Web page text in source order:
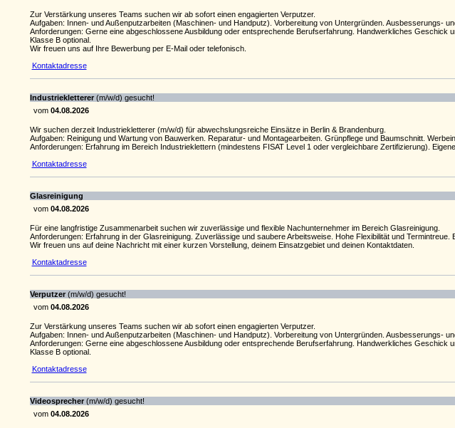
Zur Verstärkung unseres Teams suchen wir ab sofort einen engagierten Verputzer.
Aufgaben: Innen- und Außenputzarbeiten (Maschinen- und Handputz). Vorbereitung von Untergründen. Ausbesserungs-
Anforderungen: Gerne eine abgeschlossene Ausbildung oder entsprechende Berufserfahrung. Handwerkliches
Klasse B optional.
Wir freuen uns auf Ihre Bewerbung per E-Mail oder telefonisch.
Kontaktadresse
Industriekletterer(m/w/d) gesucht!
vom 04.08.2026
Wir suchen derzeit Industriekletterer (m/w/d) für abwechslungsreiche Einsätze in Berlin & Brandenburg.
Aufgaben: Reinigung und Wartung von Bauwerken. Reparatur- und Montagearbeiten. Grünpflege und Baumschnitt.
Anforderungen: Erfahrung im Bereich Industrieklettern (mindestens FISAT Level 1 oder vergleichbare Zertifizierung).
Kontaktadresse
Glasreinigung
vom 04.08.2026
Für eine langfristige Zusammenarbeit suchen wir zuverlässige und flexible Nachunternehmer im Bereich Glasreinigung.
Anforderungen: Erfahrung in der Glasreinigung. Zuverlässige und saubere Arbeitsweise. Hohe Flexibilität und
Wir freuen uns auf deine Nachricht mit einer kurzen Vorstellung, deinem Einsatzgebiet und deinen Kontaktdaten.
Kontaktadresse
Verputzer(m/w/d) gesucht!
vom 04.08.2026
Zur Verstärkung unseres Teams suchen wir ab sofort einen engagierten Verputzer.
Aufgaben: Innen- und Außenputzarbeiten (Maschinen- und Handputz). Vorbereitung von Untergründen. Ausbesserungs-
Anforderungen: Gerne eine abgeschlossene Ausbildung oder entsprechende Berufserfahrung. Handwerkliches
Klasse B optional.
Kontaktadresse
Videosprecher(m/w/d) gesucht!
vom 04.08.2026